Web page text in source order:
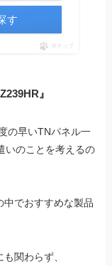
す
ポチップ
』
の早いTNパネル一
いのことを考えるの
中でおすすめな製品
関わらず、